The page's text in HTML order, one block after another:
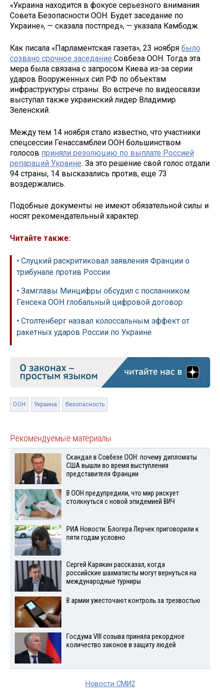
«Украина находится в фокусе серьезного внимания
Совета Безопасности ООН. Будет заседание по
Украине», — сказала постпред», — указала Камбодж.
Как писала «Парламентская газета», 23 ноября было
созвано срочное заседание Совбеза ООН. Тогда эта
мера была связана с запросом Киева из-за серии
ударов Вооруженных сил РФ по объектам
инфраструктуры страны. Во встрече по видеосвязи
выступал также украинский лидер Владимир
Зеленский.
Между тем 14 ноября стало известно, что участники
спецсессии Генассамблеи ООН большинством
голосов приняли резолюцию по выплате Россией
репараций Украине. За это решение свой голос отдали
94 страны, 14 высказались против, еще 73
воздержались.
Подобные документы не имеют обязательной силы и
носят рекомендательный характер.
Читайте также:
• Слуцкий раскритиковал заявления Франции о
трибунале против России
• Замглавы Минцифры обсудил с посланником
Генсека ООН глобальный цифровой договор
• Столтенберг назвал колоссальным эффект от
ракетных ударов России по Украине
ООН Украина безопасность
Рекомендуемые материалы
Скандал в Совбезе ООН: почему дипломаты
США вышли во время выступления
представителя Франции
В ООН предупредили, что мир рискует
столкнуться с новой эпидемией ВИЧ
РИА Новости: Блогера Лерчек приговорили к
пяти годам условно
Сергей Карякин рассказал, когда
российские шахматисты могут вернуться на
международные турниры
В армии ужесточают контроль за трезвостью
Госдума VIII созыва приняла рекордное
количество законов в защиту людей
Новости СМИ2